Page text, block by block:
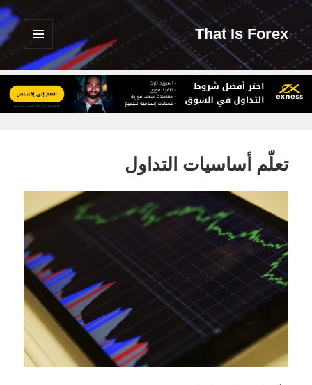
That Is Forex
القائمة
والودجات
تعلّم أساسيات التداول